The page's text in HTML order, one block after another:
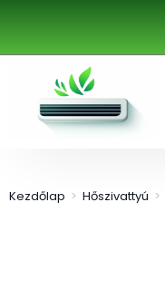
Kezdőlap > Hőszivattyú >